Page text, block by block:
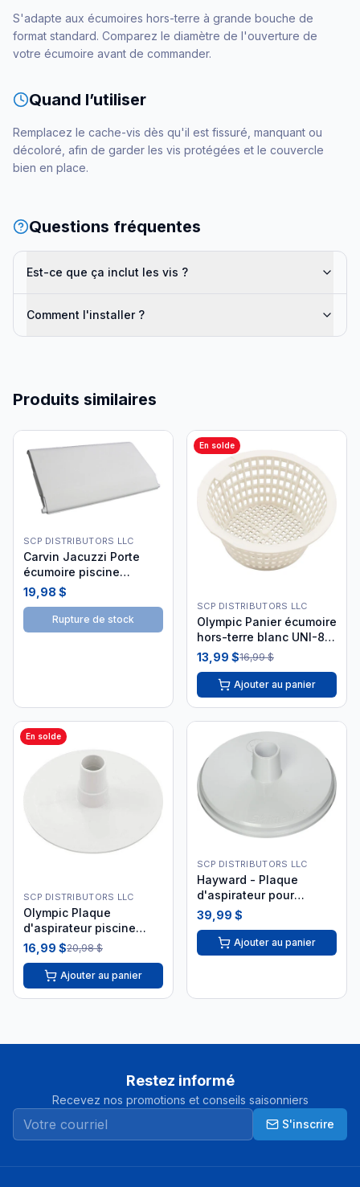
S'adapte aux écumoires hors-terre à grande bouche de
format standard. Comparez le diamètre de l'ouverture de
votre écumoire avant de commander.
Quand l’utiliser
Remplacez le cache-vis dès qu'il est fissuré, manquant ou
décoloré, afin de garder les vis protégées et le couvercle
bien en place.
Questions fréquentes
Est-ce que ça inclut les vis ?
Comment l'installer ?
Produits similaires
SCP DISTRIBUTORS LLC
Carvin Jacuzzi Porte
écumoire piscine
creusée
19,98 $
Rupture de stock
En solde
SCP DISTRIBUTORS LLC
Olympic Panier écumoire
hors-terre blanc UNI-88
i26
13,99 $16,99 $
Ajouter au panier
En solde
SCP DISTRIBUTORS LLC
Olympic Plaque
d'aspirateur piscine
hors-terre
16,99 $20,98 $
Ajouter au panier
SCP DISTRIBUTORS LLC
Hayward - Plaque
d'aspirateur pour
piscine creusée SP1106A
i26
39,99 $
Ajouter au panier
Restez informé
Recevez nos promotions et conseils saisonniers
S'inscrire